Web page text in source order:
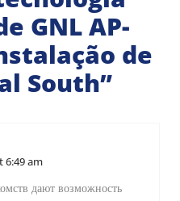
GNL AP-
de
South”
6:49 am
дают возможность